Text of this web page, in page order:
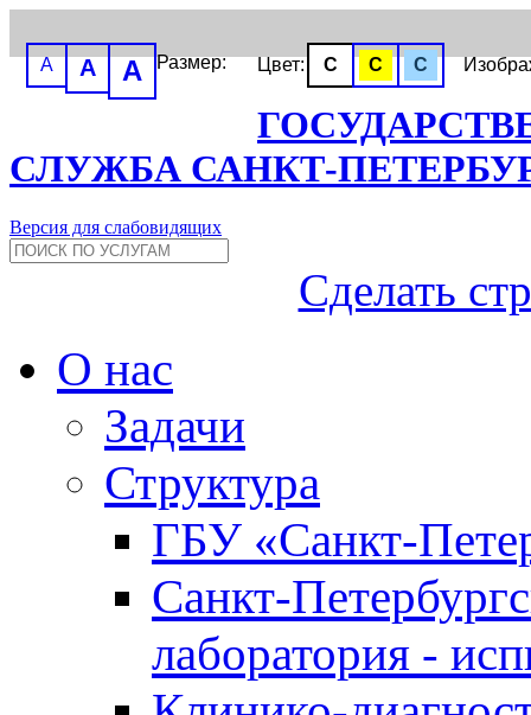
Размер:
A A A Цвет: C C C
СЛУЖБА САНКТ-
Версия для слабовидящих
Сделать
О нас
Задачи
Структура
ГБУ «Санкт-
Санкт-
лаборатория -